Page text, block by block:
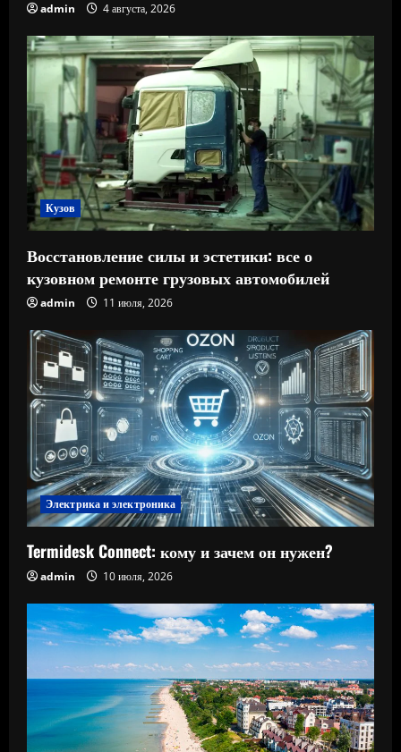
admin 4 августа, 2026
Кузов
Восстановление силы и эстетики: все о
кузовном ремонте грузовых автомобилей
admin 11 июля, 2026
Электрика и электроника
Termidesk Connect: кому и зачем он нужен?
admin 10 июля, 2026